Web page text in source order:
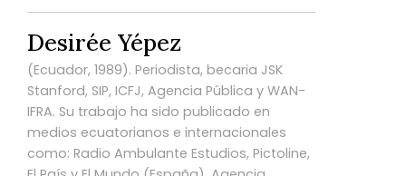
Desirée Yépez
(Ecuador, 1989). Periodista, becaria JSK
Stanford, SIP, ICFJ, Agencia Pública y WAN-
IFRA. Su trabajo ha sido publicado en
medios ecuatorianos e internacionales
como: Radio Ambulante Estudios, Pictoline,